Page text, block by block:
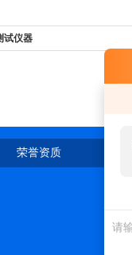
试仪器
荣誉资质 在线